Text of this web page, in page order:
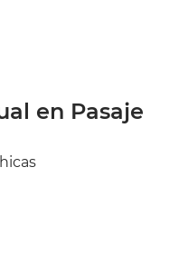
en Pasaje